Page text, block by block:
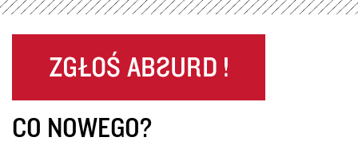
CO NOWEGO?